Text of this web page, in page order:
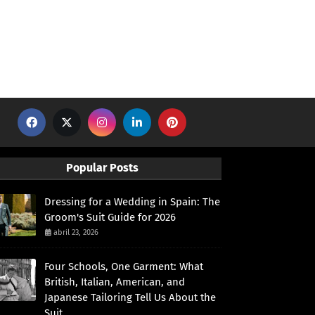
Popular Posts
Dressing for a Wedding in Spain: The
Groom's Suit Guide for 2026
abril 23, 2026
Four Schools, One Garment: What
British, Italian, American, and
Japanese Tailoring Tell Us About the